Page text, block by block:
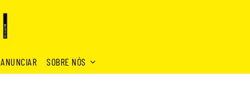
ANUNCIAR SOBRE NÓS